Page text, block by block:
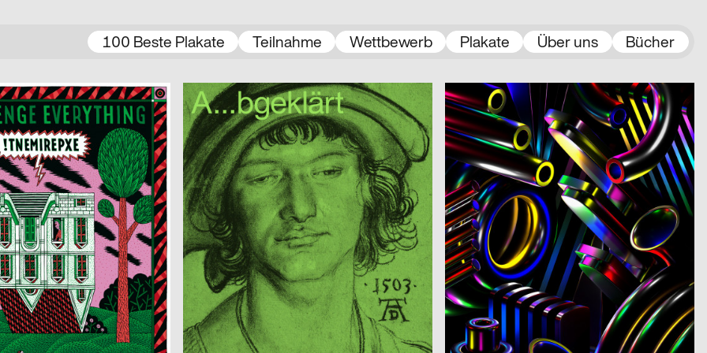
100 Beste Plakate Teilnahme Wettbewerb Plakate Über uns Bücher
D
2021
Vlisco
Beton – Gruppe für Gestaltung A
2021
Jamy Herrmann CH
2021
Restart – Montreux Jazz Festival 2021
Luft D
2021
Miriam Häfele D
2021
Alles ist hin
Claudiabasel Grafik & Interaktion CH
2021
Kieler Woche 2021
Imma Caretta, Gianluca Flütsch, Giannoulas Dimitris CH
2021
Verena Mack D
2021
Human Parasite
Roueche Denis, Studio Fondamenta CH
2021
CH
2021
Isabell Hammelbeck, Jana Michael D
2021
Artificial Sexism
2xGoldstein D
Architecture Infrastructure Landscape – Construction and Representation of the Territory in Latin America [Architektur Infrastruktur Landschaft – Konstruktion und Repräsentation des Territoriums in Lateinamerika]
CH
2021
3007 A
2021
3007
2021